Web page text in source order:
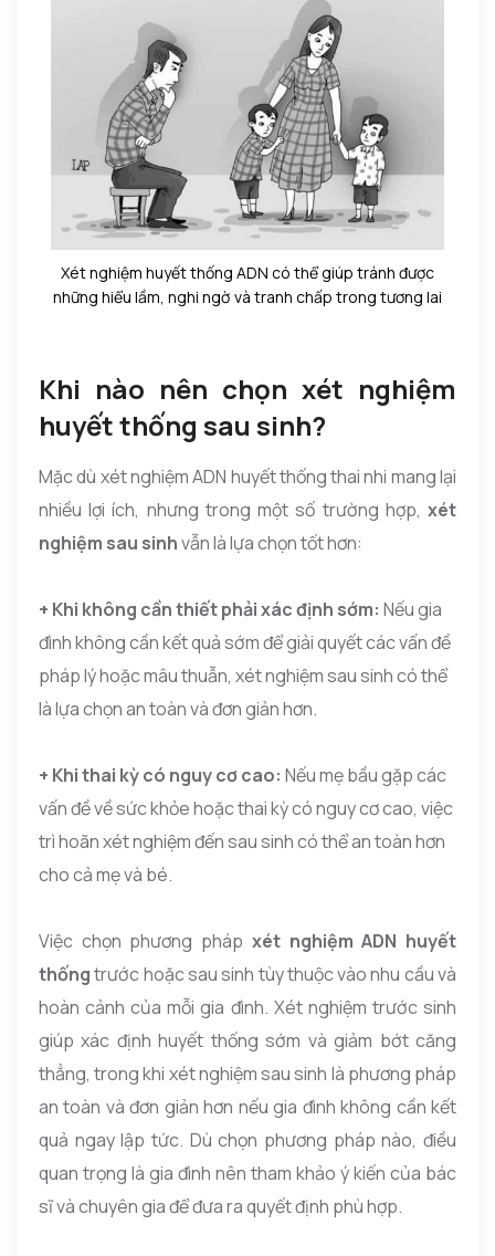
Xét nghiệm huyết thống ADN có thể giúp tránh được
những hiểu lầm, nghi ngờ và tranh chấp trong tương lai
Khi nào nên chọn xét nghiệm
huyết thống sau sinh?
Mặc dù xét nghiệm ADN huyết thống thai nhi mang lại
nhiều lợi ích, nhưng trong một số trường hợp, xét
nghiệm sau sinhvẫn là lựa chọn tốt hơn:
+ Khi không cần thiết phải xác định sớm: Nếu gia
đình không cần kết quả sớm để giải quyết các vấn đề
pháp lý hoặc mâu thuẫn, xét nghiệm sau sinh có thể
là lựa chọn an toàn và đơn giản hơn.
+ Khi thai kỳ có nguy cơ cao: Nếu mẹ bầu gặp các
vấn đề về sức khỏe hoặc thai kỳ có nguy cơ cao, việc
trì hoãn xét nghiệm đến sau sinh có thể an toàn hơn
cho cả mẹ và bé.
Việc chọn phương pháp xét nghiệm ADN huyết
thốngtrước hoặc sau sinh tùy thuộc vào nhu cầu và
hoàn cảnh của mỗi gia đình. Xét nghiệm trước sinh
giúp xác định huyết thống sớm và giảm bớt căng
thẳng, trong khi xét nghiệm sau sinh là phương pháp
an toàn và đơn giản hơn nếu gia đình không cần kết
quả ngay lập tức. Dù chọn phương pháp nào, điều
quan trọng là gia đình nên tham khảo ý kiến của bác
sĩ và chuyên gia để đưa ra quyết định phù hợp.